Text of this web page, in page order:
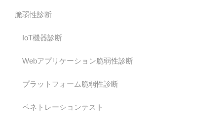
脆弱性診断
IoT機器診断
Webアプリケーション脆弱性診断
プラットフォーム脆弱性診断
ペネトレーションテスト